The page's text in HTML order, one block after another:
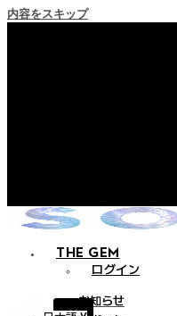
内容をスキップ
THE GEM
ログイン
お知らせ